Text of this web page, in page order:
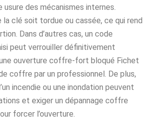
des mécanismes internes.
la clé soit tordue ou cassée, ce qui rend
Dans d’autres cas, un code
peut verrouiller définitivement
une ouverture coffre-fort bloqué Fichet
coffre par un professionnel. De plus,
incendie ou une inondation peuvent
et exiger un dépannage coffre
forcer l’ouverture.